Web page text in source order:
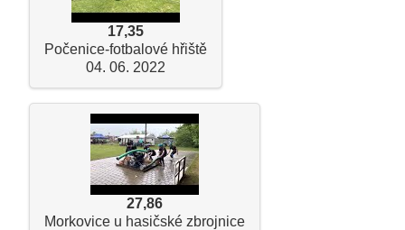
17,35
Počenice-fotbalové hřiště
04. 06. 2022
27,86
Morkovice u hasičské zbrojnice